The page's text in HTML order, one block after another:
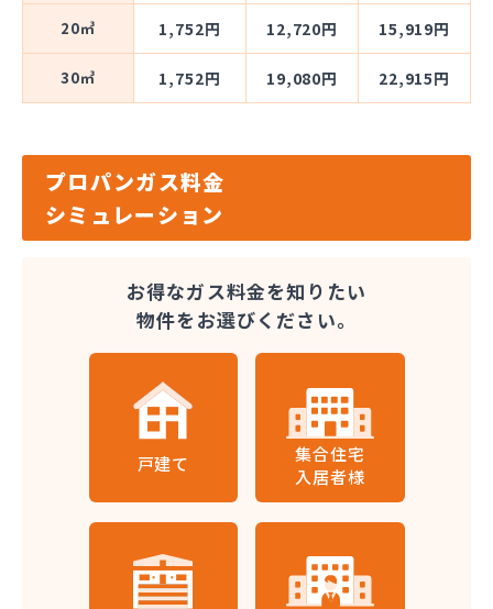
20㎥ 1,752円 12,720円 15,919円
30㎥ 1,752円 19,080円 22,915円
プロパンガス料金
シミュレーション
お得なガス料金を知りたい
物件をお選びください。
戸建て
集合住宅
入居者様